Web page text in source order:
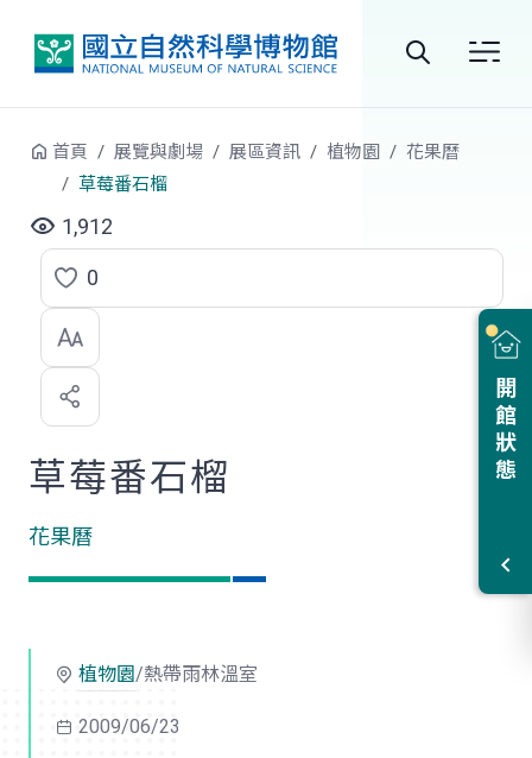
站
開館狀態
首頁 展覽與劇場 展區資訊 植物園
花果曆
草莓番石榴
1,912
點
選
喜
歡
0
草莓番石榴
花果曆
植物園/熱帶雨林溫室
2009/06/23